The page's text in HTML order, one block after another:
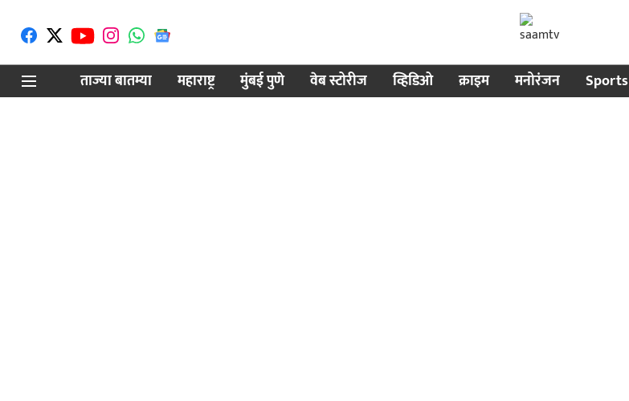
ताज्या बातम्या
महाराष्ट्र मुंबई पुणे वेब स्टोरीज व्हिडिओ क्राइम मनोरंजन Sports